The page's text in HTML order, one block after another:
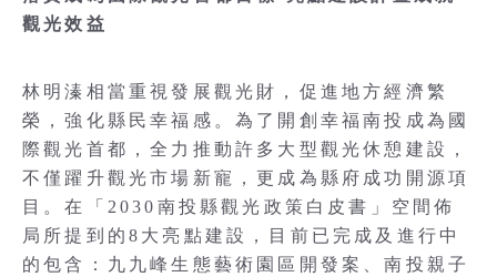
觀光效益
林明溱相當重視發展觀光財，促進地方經濟繁
榮，強化縣民幸福感。為了開創幸福南投成為國
際觀光首都，全力推動許多大型觀光休憩建設，
不僅躍升觀光市場新寵，更成為縣府成功開源項
目。在「2030南投縣觀光政策白皮書」空間佈
局所提到的8大亮點建設，目前已完成及進行中
的包含：九九峰生態藝術園區開發案、南投親子